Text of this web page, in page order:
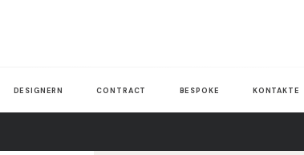
DESIGNERN CONTRACT BESPOKE KONTAKTE